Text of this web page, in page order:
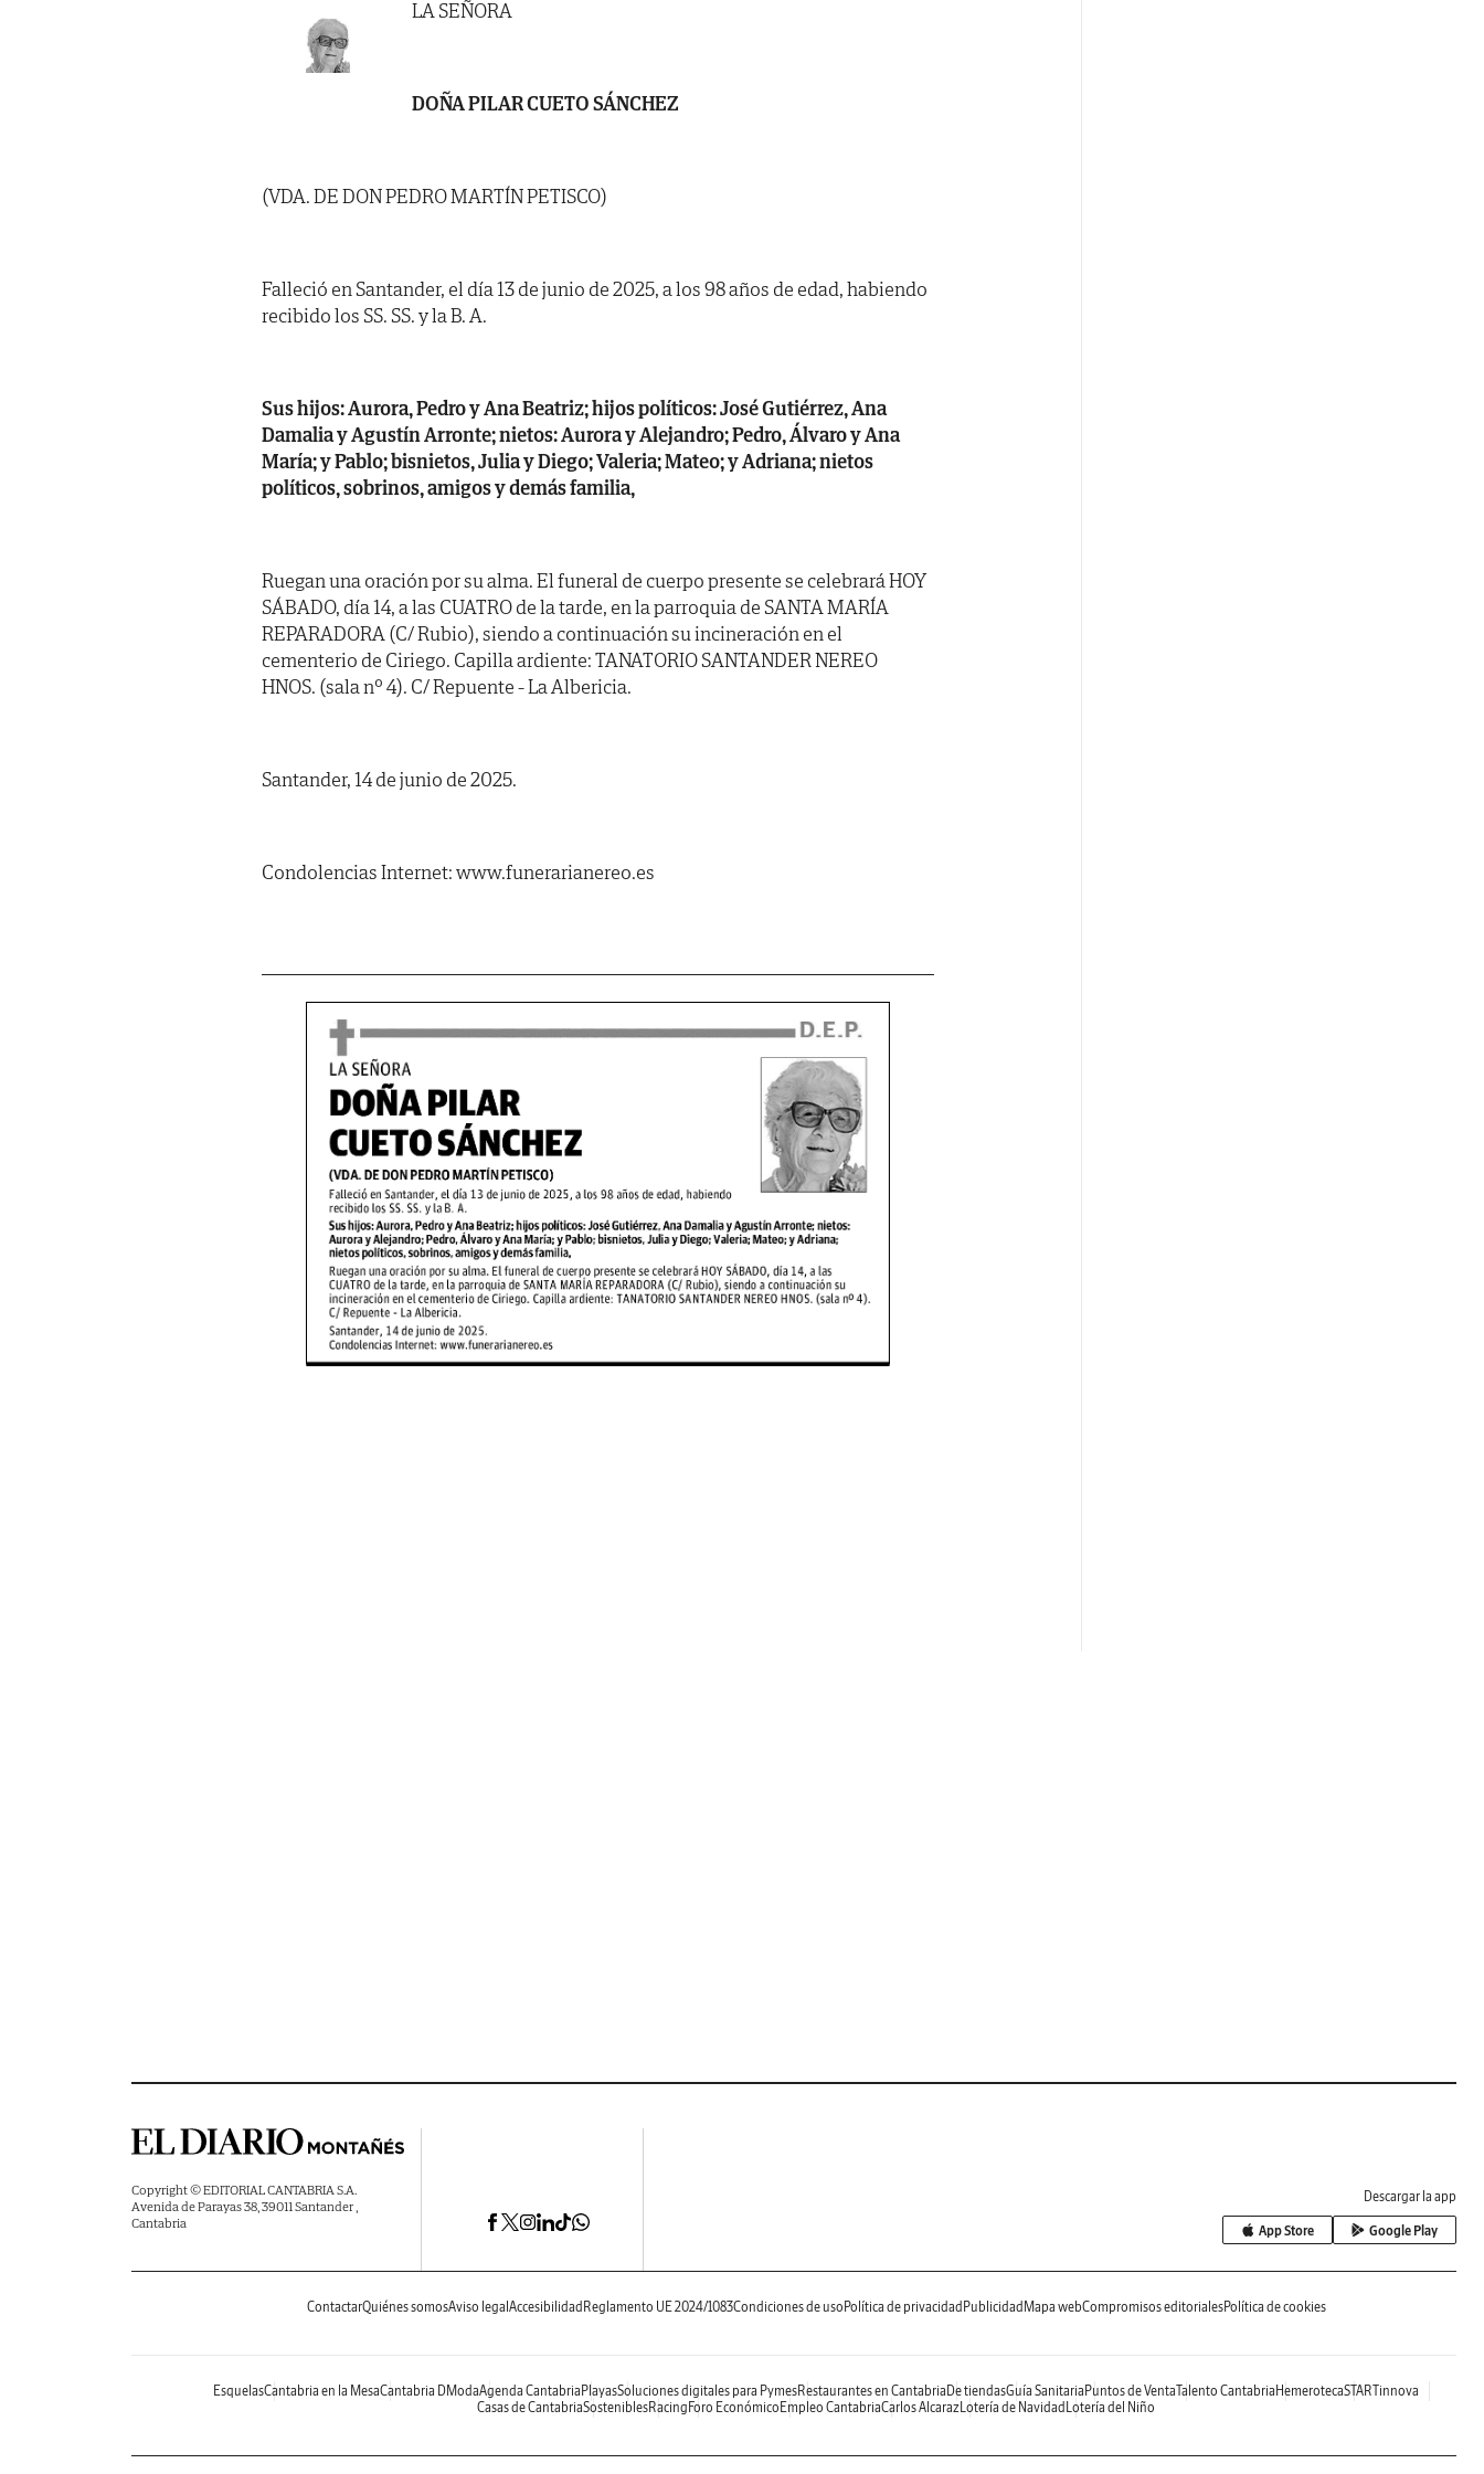
LA SEÑORA
DOÑA PILAR CUETO SÁNCHEZ
(VDA. DE DON PEDRO MARTÍN PETISCO)
Falleció en Santander, el día 13 de junio de 2025, a los 98 años de edad, habiendo
recibido los SS. SS. y la B. A.
Sus hijos: Aurora, Pedro y Ana Beatriz; hijos políticos: José Gutiérrez, Ana
Damalia y Agustín Arronte; nietos: Aurora y Alejandro; Pedro, Álvaro y Ana
María; y Pablo; bisnietos, Julia y Diego; Valeria; Mateo; y Adriana; nietos
políticos, sobrinos, amigos y demás familia,
Ruegan una oración por su alma. El funeral de cuerpo presente se celebrará HOY
SÁBADO, día 14, a las CUATRO de la tarde, en la parroquia de SANTA MARÍA
REPARADORA (C/ Rubio), siendo a continuación su incineración en el
cementerio de Ciriego. Capilla ardiente: TANATORIO SANTANDER NEREO
HNOS. (sala nº 4). C/ Repuente - La Albericia.
Santander, 14 de junio de 2025.
Condolencias Internet: www.funerarianereo.es
Copyright © EDITORIAL CANTABRIA S.A.
Avenida de Parayas 38, 39011 Santander ,
Cantabria
Descargar la app
App Store Google Play
ContactarQuiénes somosAviso legal Accesibilidad Reglamento UE 2024/1083Condiciones de uso Política de privacidad Publicidad Mapa webCompromisos editorialesPolítica de cookies
EsquelasCantabria en la MesaCantabria DModaAgenda Cantabria PlayasSoluciones digitales para PymesRestaurantes en Cantabria De tiendasGuía Sanitaria Puntos de VentaTalento Cantabria HemerotecaSTARTinnova
Casas de CantabriaSosteniblesRacing Foro Económico Empleo CantabriaCarlos AlcarazLotería de Navidad Lotería del Niño